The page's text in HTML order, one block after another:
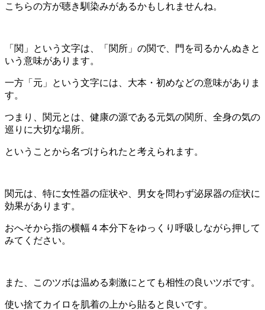
こちらの方が聴き馴染みがあるかもしれませんね。
「関」という文字は、「関所」の関で、門を司るかんぬきと
いう意味があります。
一方「元」という文字には、大本・初めなどの意味がありま
す。
つまり、関元とは、健康の源である元気の関所、全身の気の
巡りに大切な場所。
ということから名づけられたと考えられます。
関元は、特に女性器の症状や、男女を問わず泌尿器の症状に
効果があります。
おへそから指の横幅４本分下をゆっくり呼吸しながら押して
みてください。
また、このツボは温める刺激にとても相性の良いツボです。
使い捨てカイロを肌着の上から貼ると良いです。